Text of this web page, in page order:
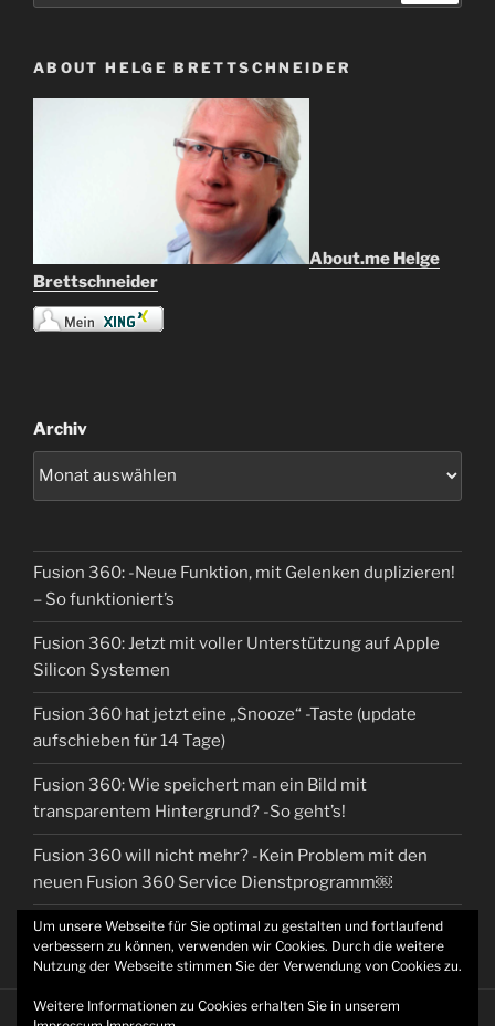
ABOUT HELGE BRETTSCHNEIDER
About.me Helge
Brettschneider
Archiv
Fusion 360: -Neue Funktion, mit Gelenken duplizieren!
– So funktioniert’s
Fusion 360: Jetzt mit voller Unterstützung auf Apple
Silicon Systemen
Fusion 360 hat jetzt eine „Snooze“ -Taste (update
aufschieben für 14 Tage)
Fusion 360: Wie speichert man ein Bild mit
transparentem Hintergrund? -So geht’s!
Fusion 360 will nicht mehr? -Kein Problem mit den
neuen Fusion 360 Service Dienstprogramm￼
Um unsere Webseite für Sie optimal zu gestalten und fortlaufend
verbessern zu können, verwenden wir Cookies. Durch die weitere
Nutzung der Webseite stimmen Sie der Verwendung von Cookies zu.
Weitere Informationen zu Cookies erhalten Sie in unserem